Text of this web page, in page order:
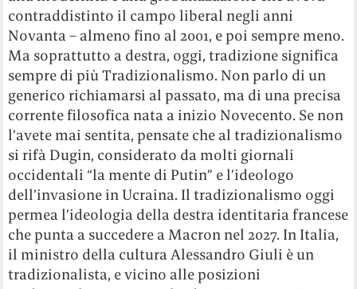
contraddistinto il campo liberal negli anni
Novanta – almeno fino al 2001, e poi sempre meno.
Ma soprattutto a destra, oggi, tradizione significa
sempre di più Tradizionalismo. Non parlo di un
generico richiamarsi al passato, ma di una precisa
corrente filosofica nata a inizio Novecento. Se non
l’avete mai sentita, pensate che al tradizionalismo
si rifà Dugin, considerato da molti giornali
occidentali “la mente di Putin” e l’ideologo
dell’invasione in Ucraina. Il tradizionalismo oggi
permea l’ideologia della destra identitaria francese
che punta a succedere a Macron nel 2027. In Italia,
il ministro della cultura Alessandro Giuli è un
tradizionalista, e vicino alle posizioni